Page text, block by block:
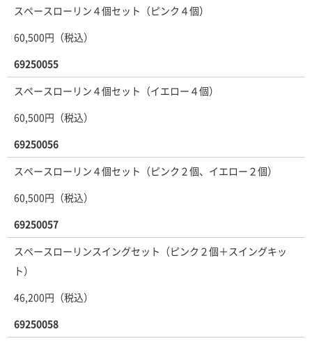
スペースローリン４個セット（ピンク４個）
60,500円（税込）
69250055
スペースローリン４個セット（イエロー４個）
60,500円（税込）
69250056
スペースローリン４個セット（ピンク２個、イエロー２個）
60,500円（税込）
69250057
スペースローリンスイングセット（ピンク２個＋スイングキッ
ト）
46,200円（税込）
69250058